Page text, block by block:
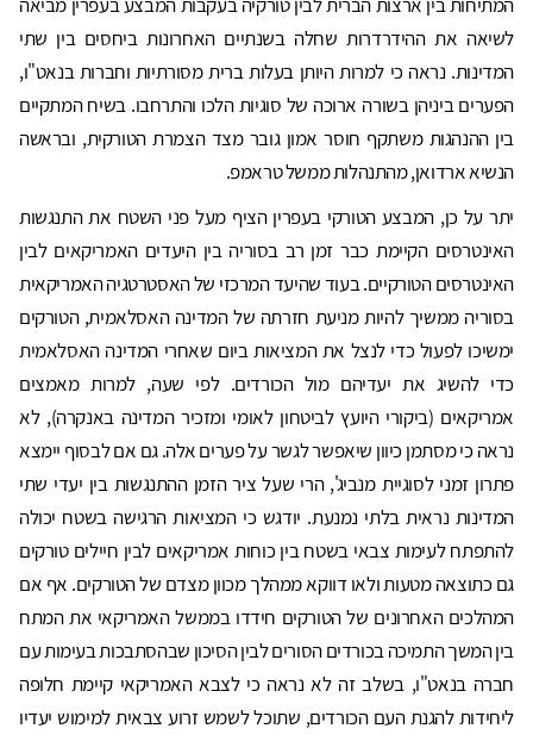
לשיאה את ההידרדרות שחלה בשנתיים האחרונות ביחסים בין שתי
המדינות. נראה כי למרות היותן בעלות ברית מסורתיות וחברות בנאט"ו,
הפערים ביניהן בשורה ארוכה של סוגיות הלכו והתרחבו. בשיח המתקיים
בין ההנהגות משתקף חוסר אמון גובר מצד הצמרת הטורקית, ובראשה
הנשיא ארדואן, מהתנהלות ממשל טראמפ.
יתר על כן, המבצע הטורקי בעפרין הציף מעל פני השטח את התנגשות
האינטרסים הקיימת כבר זמן רב בסוריה בין היעדים האמריקאים לבין
האינטרסים הטורקיים. בעוד שהיעד המרכזי של האסטרטגיה האמריקאית
בסוריה ממשיך להיות מניעת חזרתה של המדינה האסלאמית, הטורקים
ימשיכו לפעול כדי לנצל את המציאות ביום שאחרי המדינה האסלאמית
כדי להשיג את יעדיהם מול הכורדים. לפי שעה, למרות מאמצים
אמריקאים (ביקורי היועץ לביטחון לאומי ומזכיר המדינה באנקרה), לא
נראה כי מסתמן כיוון שיאפשר לגשר על פערים אלה. גם אם לבסוף יימצא
פתרון זמני לסוגיית מנביג', הרי שעל ציר הזמן ההתנגשות בין יעדי שתי
המדינות נראית בלתי נמנעת. יודגש כי המציאות הרגישה בשטח יכולה
להתפתח לעימות צבאי בשטח בין כוחות אמריקאים לבין חיילים טורקים
גם כתוצאה מטעות ולאו דווקא ממהלך מכוון מצדם של הטורקים. אף אם
המהלכים האחרונים של הטורקים חידדו בממשל האמריקאי את המתח
בין המשך התמיכה בכורדים הסורים לבין הסיכון שבהסתבכות בעימות עם
חברה בנאט"ו, בשלב זה לא נראה כי לצבא האמריקאי קיימת חלופה
ליחידות להגנת העם הכורדים, שתוכל לשמש זרוע צבאית למימוש יעדיו